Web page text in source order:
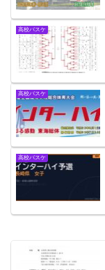
高校バスケ
高校バスケ
高校バスケ